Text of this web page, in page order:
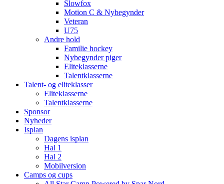
Slowfox
Motion C & Nybegynder
Veteran
U75
Andre hold
Familie hockey
Nybegynder piger
Eliteklasserne
Talentklasserne
Talent- og eliteklasser
Eliteklasserne
Talentklasserne
Sponsor
Nyheder
Isplan
Dagens isplan
Hal 1
Hal 2
Mobilversion
Camps og cups